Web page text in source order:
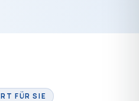
FÜR SIE